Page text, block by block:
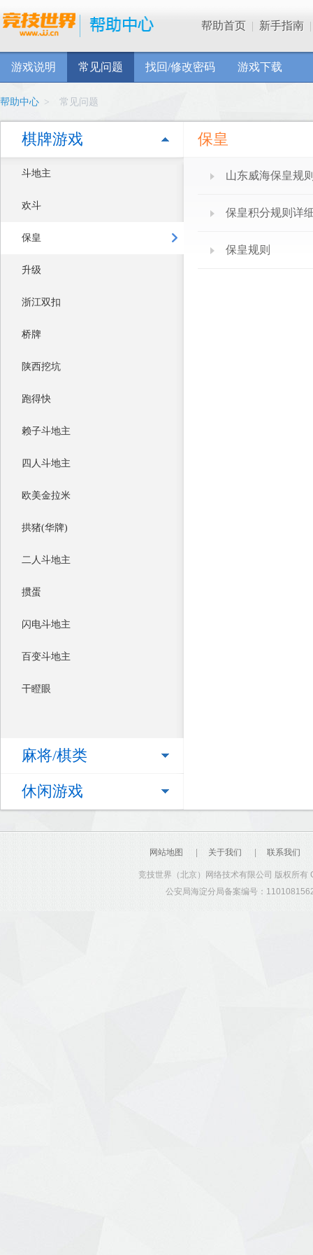
帮助首页 | 新手指南 |
游戏说明 常见问题 找回/修改密码 游戏下载
帮助中心 > 常见问题
棋牌游戏
斗地主
欢斗
保皇
升级
浙江双扣
桥牌
陕西挖坑
跑得快
赖子斗地主
四人斗地主
欧美金拉米
拱猪(华牌)
二人斗地主
掼蛋
闪电斗地主
百变斗地主
干瞪眼
麻将/棋类
休闲游戏
保皇
山东威海保皇规
保皇积分规则详
保皇规则
网站地图 关于我们 联系我们
竞技世界（北京）网络技术有限公司 版权所
公安局海淀分局备案编号：